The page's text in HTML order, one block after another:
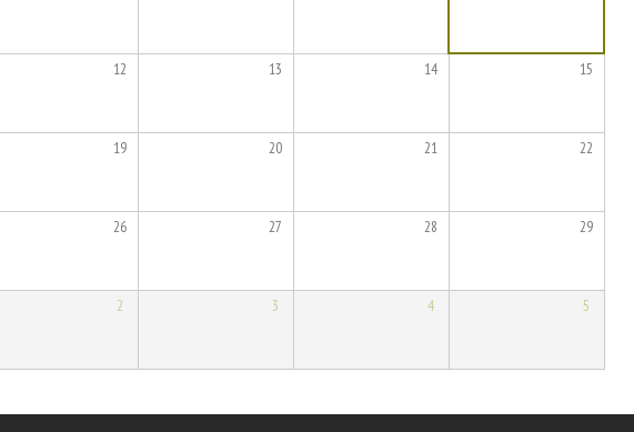
12 13 14 15
19 20 21 22
26 27 28 29
2 3 4 5